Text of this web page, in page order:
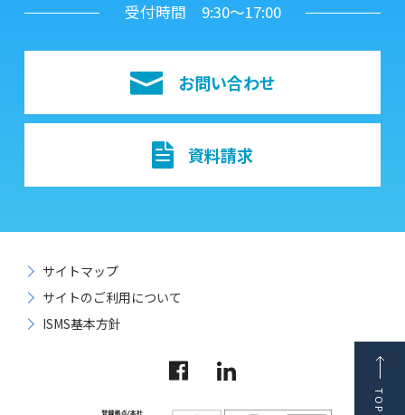
受付時間 9:30～17:00
お問い合わせ
資料請求
サイトマップ
サイトのご利用について
ISMS基本方針
TOP